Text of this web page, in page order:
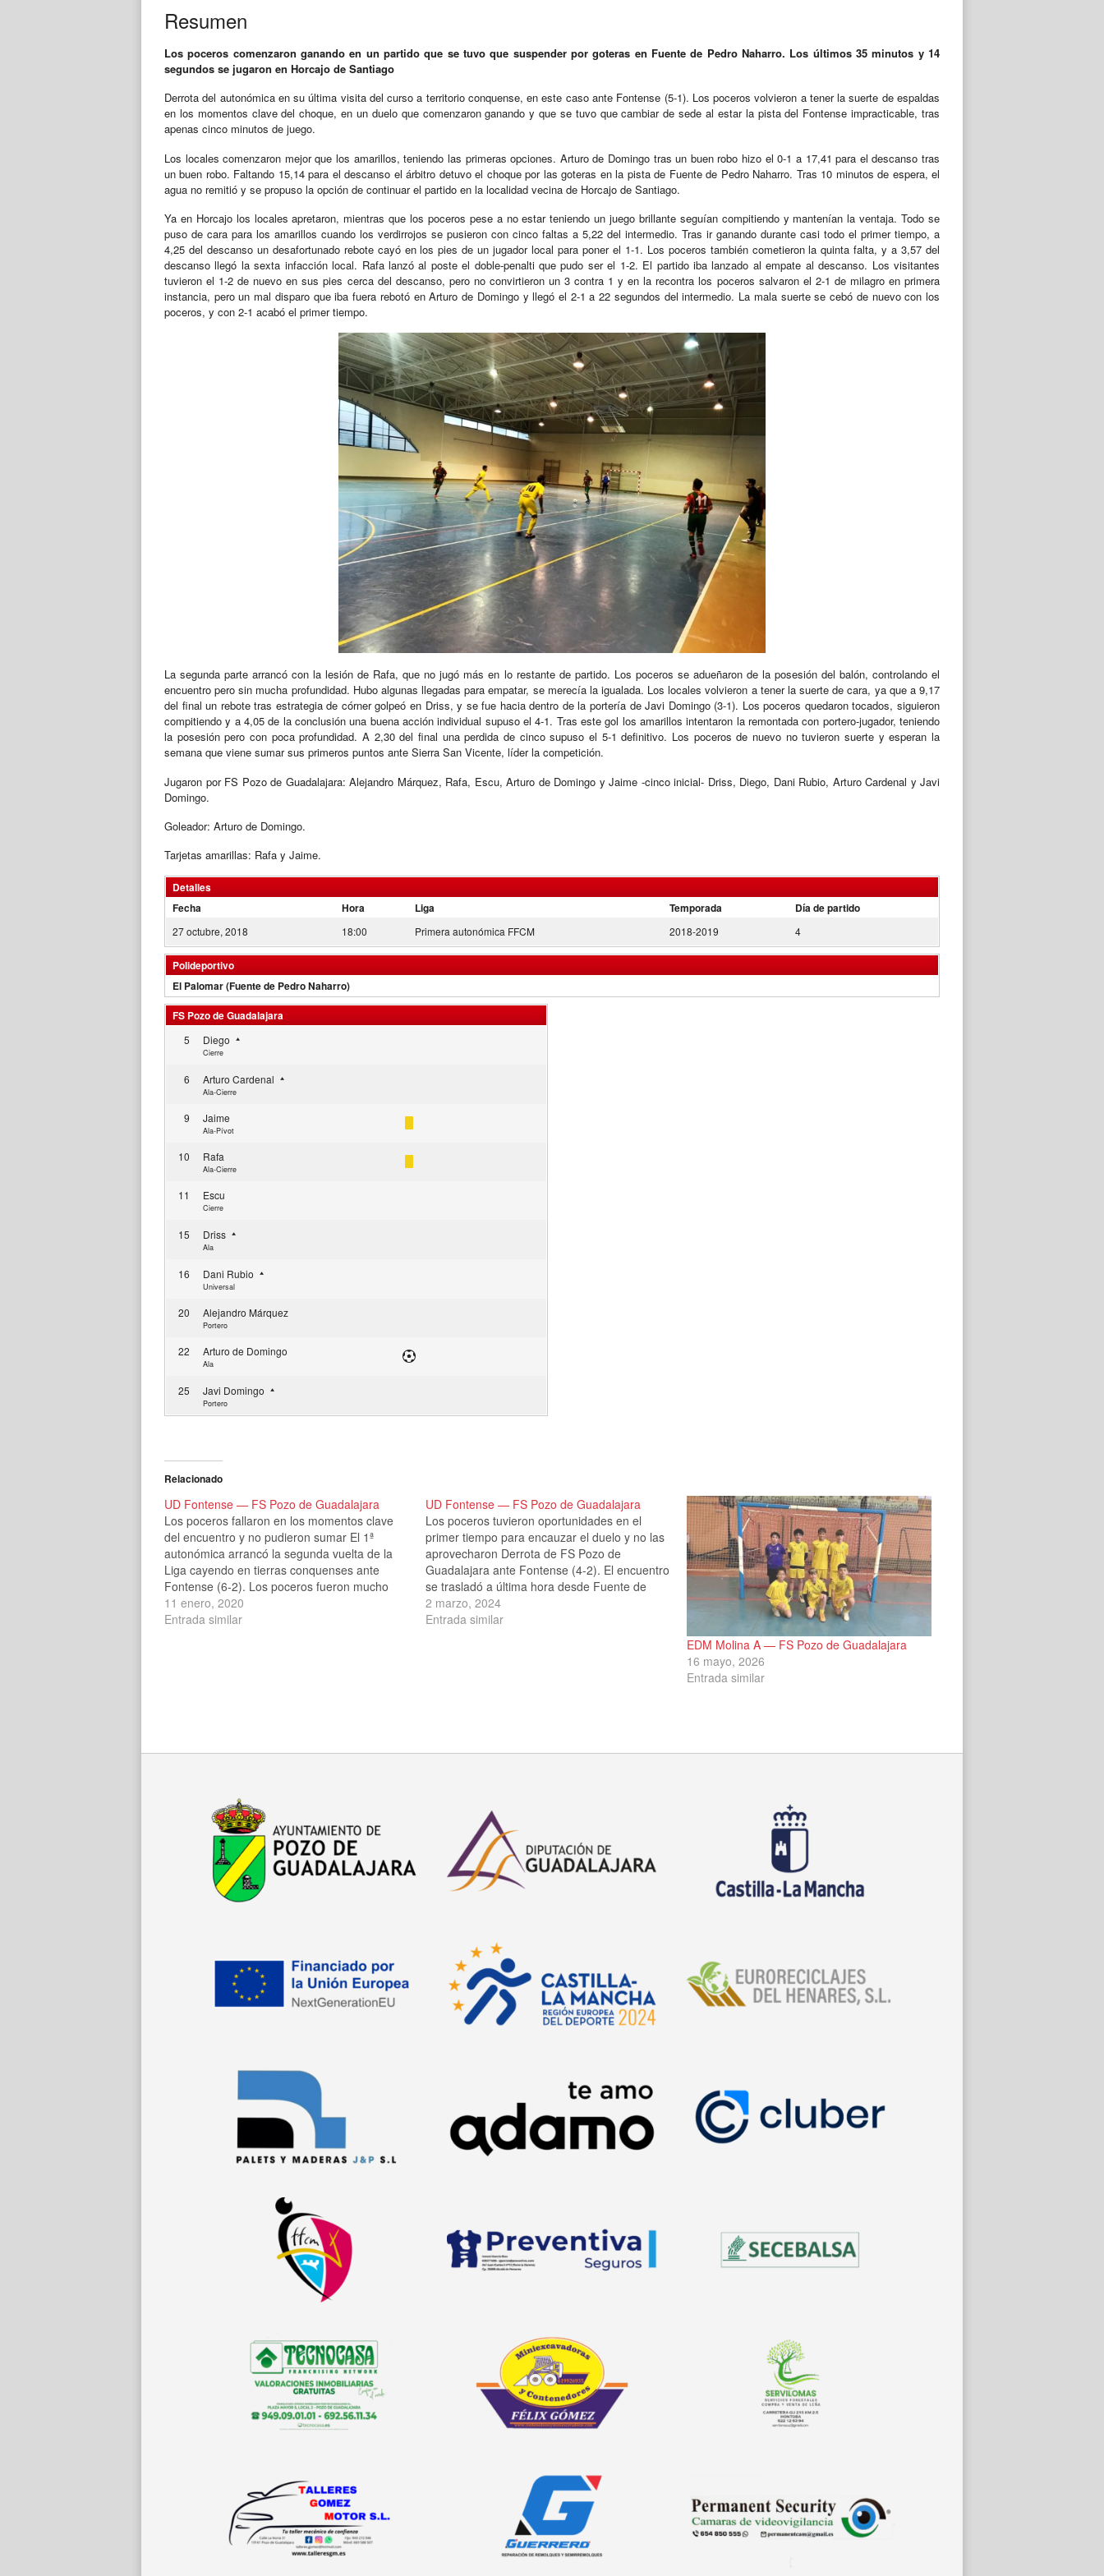
Resumen
Los poceros comenzaron ganando en un partido que se tuvo que suspender por goteras en Fuente de Pedro Naharro. Los últimos 35 minutos y 14
segundos se jugaron en Horcajo de Santiago
Derrota del autonómica en su última visita del curso a territorio conquense, en este caso ante Fontense (5-1). Los poceros volvieron a tener la suerte de espaldas
en los momentos clave del choque, en un duelo que comenzaron ganando y que se tuvo que cambiar de sede al estar la pista del Fontense impracticable, tras
apenas cinco minutos de juego.
Los locales comenzaron mejor que los amarillos, teniendo las primeras opciones. Arturo de Domingo tras un buen robo hizo el 0-1 a 17,41 para el descanso tras
un buen robo. Faltando 15,14 para el descanso el árbitro detuvo el choque por las goteras en la pista de Fuente de Pedro Naharro. Tras 10 minutos de espera, el
agua no remitió y se propuso la opción de continuar el partido en la localidad vecina de Horcajo de Santiago.
Ya en Horcajo los locales apretaron, mientras que los poceros pese a no estar teniendo un juego brillante seguían compitiendo y mantenían la ventaja. Todo se
puso de cara para los amarillos cuando los verdirrojos se pusieron con cinco faltas a 5,22 del intermedio. Tras ir ganando durante casi todo el primer tiempo, a
4,25 del descanso un desafortunado rebote cayó en los pies de un jugador local para poner el 1-1. Los poceros también cometieron la quinta falta, y a 3,57 del
descanso llegó la sexta infacción local. Rafa lanzó al poste el doble-penalti que pudo ser el 1-2. El partido iba lanzado al empate al descanso. Los visitantes
tuvieron el 1-2 de nuevo en sus pies cerca del descanso, pero no convirtieron un 3 contra 1 y en la recontra los poceros salvaron el 2-1 de milagro en primera
instancia, pero un mal disparo que iba fuera rebotó en Arturo de Domingo y llegó el 2-1 a 22 segundos del intermedio. La mala suerte se cebó de nuevo con los
poceros, y con 2-1 acabó el primer tiempo.
La segunda parte arrancó con la lesión de Rafa, que no jugó más en lo restante de partido. Los poceros se adueñaron de la posesión del balón, controlando el
encuentro pero sin mucha profundidad. Hubo algunas llegadas para empatar, se merecía la igualada. Los locales volvieron a tener la suerte de cara, ya que a 9,17
del final un rebote tras estrategia de córner golpeó en Driss, y se fue hacia dentro de la portería de Javi Domingo (3-1). Los poceros quedaron tocados, siguieron
compitiendo y a 4,05 de la conclusión una buena acción individual supuso el 4-1. Tras este gol los amarillos intentaron la remontada con portero-jugador, teniendo
la posesión pero con poca profundidad. A 2,30 del final una perdida de cinco supuso el 5-1 definitivo. Los poceros de nuevo no tuvieron suerte y esperan la
semana que viene sumar sus primeros puntos ante Sierra San Vicente, líder la competición.
Jugaron por FS Pozo de Guadalajara: Alejandro Márquez, Rafa, Escu, Arturo de Domingo y Jaime -cinco inicial- Driss, Diego, Dani Rubio, Arturo Cardenal y Javi
Domingo.
Goleador: Arturo de Domingo.
Tarjetas amarillas: Rafa y Jaime.
Detalles
Fecha
Hora Liga Temporada Día de partido
27 octubre, 2018 18:00 Primera autonómica FFCM 2018-2019 4
Polideportivo
El Palomar (Fuente de Pedro Naharro)
FS Pozo de Guadalajara
5 Diego
Cierre
6 Arturo Cardenal
Ala-Cierre
9 Jaime
Ala-Pívot
10 Rafa
Ala-Cierre
11 Escu
Cierre
15 Driss
Ala
16 Dani Rubio
Universal
20 Alejandro Márquez
Portero
22 Arturo de Domingo
Ala
25 Javi Domingo
Portero
Relacionado
UD Fontense — FS Pozo de Guadalajara
Los poceros fallaron en los momentos clave
del encuentro y no pudieron sumar El 1ª
autonómica arrancó la segunda vuelta de la
Liga cayendo en tierras conquenses ante
Fontense (6-2). Los poceros fueron mucho
mejores durante el primer tiempo, pero no
supieron acertar en los momentos importantes
11 enero, 2020
Entrada similar
UD Fontense — FS Pozo de Guadalajara
Los poceros tuvieron oportunidades en el
primer tiempo para encauzar el duelo y no las
aprovecharon Derrota de FS Pozo de
Guadalajara ante Fontense (4-2). El encuentro
se trasladó a última hora desde Fuente de
Pedro Naharro a Horcajo de Santiago, por las
goteras en el pabellón local. Pozo tuvo…
2 marzo, 2024
Entrada similar
EDM Molina A — FS Pozo de Guadalajara
16 mayo, 2026
Entrada similar